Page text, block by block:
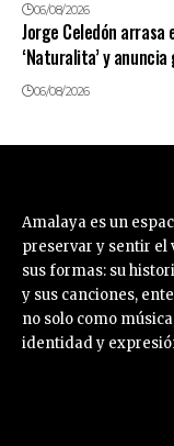
06/08/2026
Jorge Celedón arrasa
‘Naturalita’ y anuncia
06/08/2026
Amalaya es un
preservar y sentir el
sus formas: su
y sus canciones,
no solo como
identidad y